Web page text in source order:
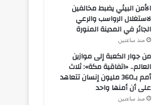
الأمن البيئي يضبط مخالفين
لاستغلال الرواسب والرعي
الجائر في المدينة المنورة
منذ ساعتين
من جوار الكعبة إلى موازين
العالم.. «اتفاقية مكة»: ثلاث
أمم بـ360 مليون إنسان تتعاهد
على أن أمنها واحد
منذ ساعتين